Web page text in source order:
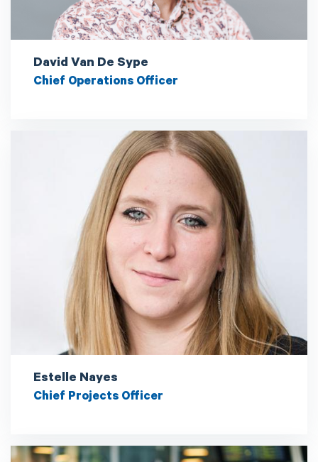
David Van De Sype
Chief Operations Officer
Estelle Nayes
Chief Projects Officer